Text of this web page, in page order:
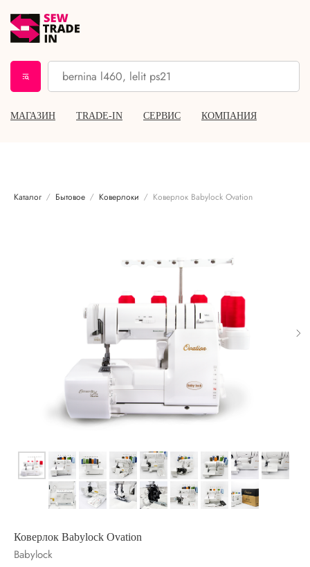
МАГАЗИН TRADE-IN СЕРВИС КОМПАНИЯ
Каталог Бытовое Коверлоки Коверлок Babylock Ovation
Коверлок Babylock Ovation
Babylock